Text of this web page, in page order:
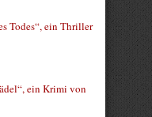
Todes“, ein Thriller
ein Krimi von